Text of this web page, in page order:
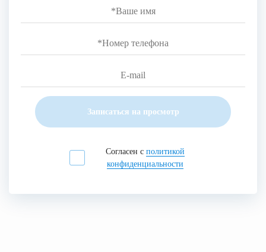
Записаться на просмотр
Согласен с политикой
конфиденциальности